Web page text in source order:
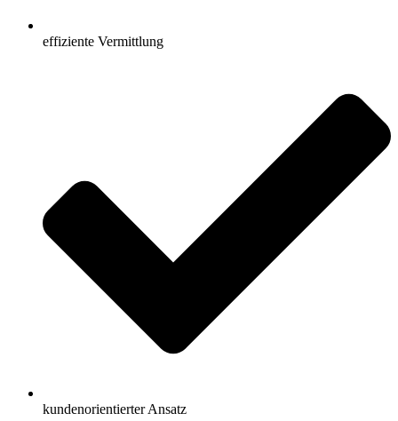
effiziente Vermittlung
kundenorientierter Ansatz